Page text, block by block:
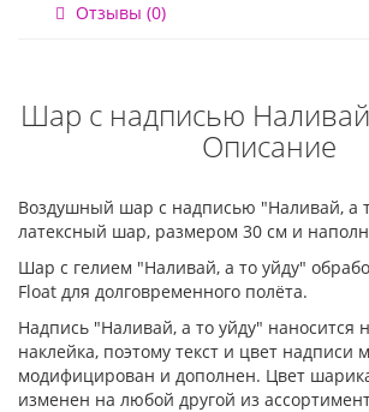
Отзывы (0)
Шар с надписью
Описание
Воздушный шар с надписью "Наливай, а
латексный шар, размером 30 см и
Шар с гелием "Наливай, а то уйду"
Float для долговременного полёта.
Надпись "Наливай, а то уйду" наносится
наклейка, поэтому текст и цвет надписи
модифицирован и дополнен. Цвет
изменен на любой другой из